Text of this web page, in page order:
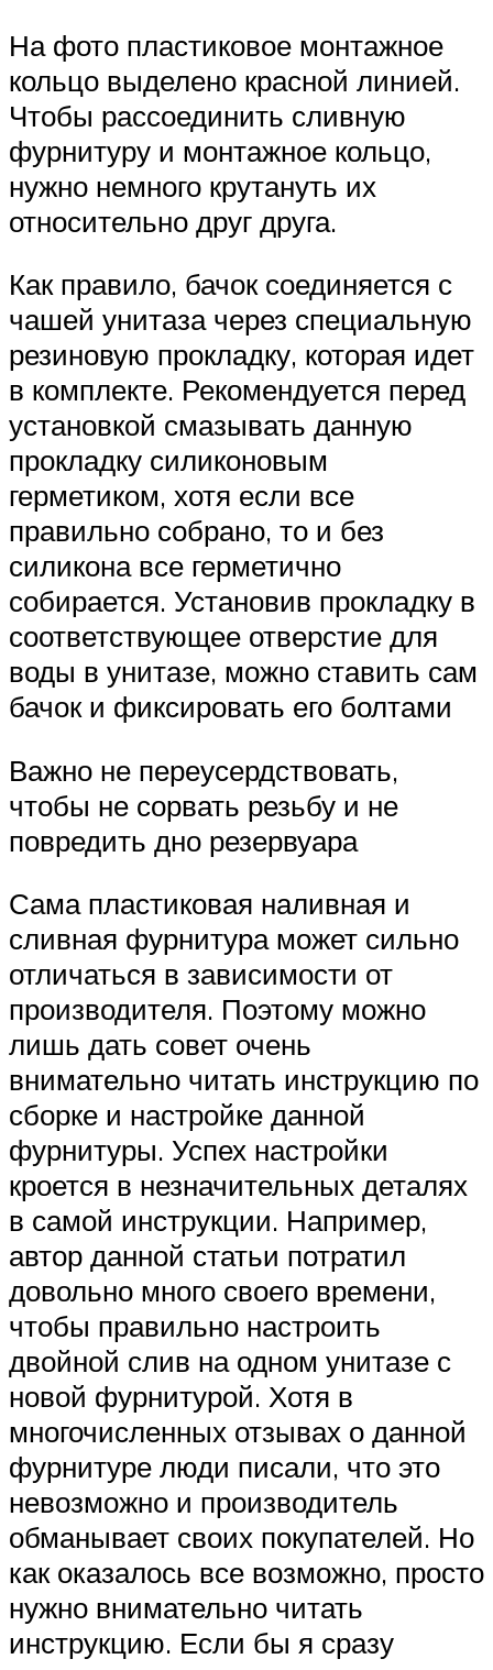
На фото пластиковое монтажное
кольцо выделено красной линией.
Чтобы рассоединить сливную
фурнитуру и монтажное кольцо,
нужно немного крутануть их
относительно друг друга.
Как правило, бачок соединяется с
чашей унитаза через специальную
резиновую прокладку, которая идет
в комплекте. Рекомендуется перед
установкой смазывать данную
прокладку силиконовым
герметиком, хотя если все
правильно собрано, то и без
силикона все герметично
собирается. Установив прокладку в
соответствующее отверстие для
воды в унитазе, можно ставить сам
бачок и фиксировать его болтами
Важно не переусердствовать,
чтобы не сорвать резьбу и не
повредить дно резервуара
Сама пластиковая наливная и
сливная фурнитура может сильно
отличаться в зависимости от
производителя. Поэтому можно
лишь дать совет очень
внимательно читать инструкцию по
сборке и настройке данной
фурнитуры. Успех настройки
кроется в незначительных деталях
в самой инструкции. Например,
автор данной статьи потратил
довольно много своего времени,
чтобы правильно настроить
двойной слив на одном унитазе с
новой фурнитурой. Хотя в
многочисленных отзывах о данной
фурнитуре люди писали, что это
невозможно и производитель
обманывает своих покупателей. Но
как оказалось все возможно, просто
нужно внимательно читать
инструкцию. Если бы я сразу